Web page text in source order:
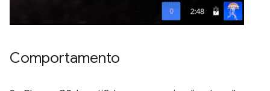
Comportamento